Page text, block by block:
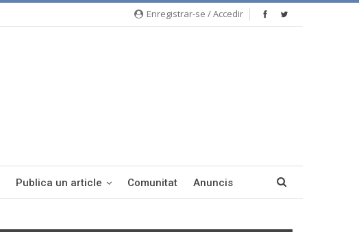
Enregistrar-se / Accedir
Publica un article Comunitat Anuncis